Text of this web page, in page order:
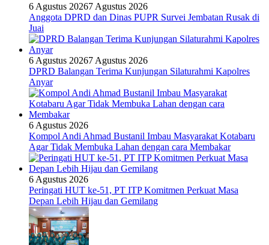
6 Agustus 20267 Agustus 2026
Anggota DPRD dan Dinas PUPR Survei Jembatan Rusak di
Juai
6 Agustus 20267 Agustus 2026
DPRD Balangan Terima Kunjungan Silaturahmi Kapolres
Anyar
6 Agustus 2026
Kompol Andi Ahmad Bustanil Imbau Masyarakat Kotabaru
Agar Tidak Membuka Lahan dengan cara Membakar
6 Agustus 2026
Peringati HUT ke-51, PT ITP Komitmen Perkuat Masa
Depan Lebih Hijau dan Gemilang